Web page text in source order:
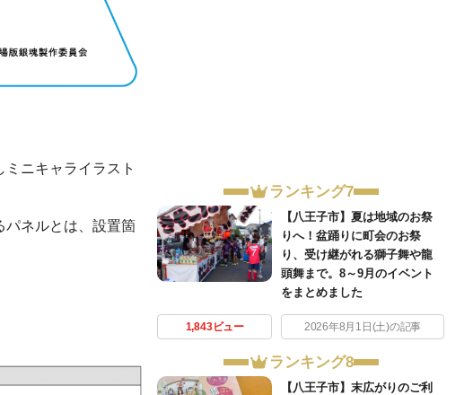
ニキャライラスト
ネルとは、設置箇
ランキング7
【八王子市】夏は地域のお祭
りへ！盆踊りに町会のお祭
り、受け継がれる獅子舞や龍
頭舞まで。8～9月のイベント
をまとめました
1,843ビュー 2026年8月1日(土)の記事
ランキング8
【八王子市】末広がりのご利